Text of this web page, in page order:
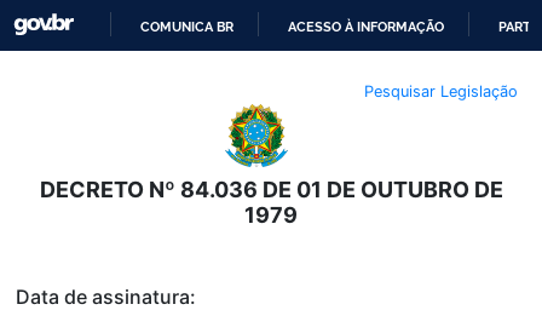
O
CONTEÚDO
COMUNICA BR ACESSO À INFORMAÇÃO
Pesquisar Legislação
DECRETO Nº 84.036 DE 01 DE OUTUBRO DE
1979
Data de assinatura: